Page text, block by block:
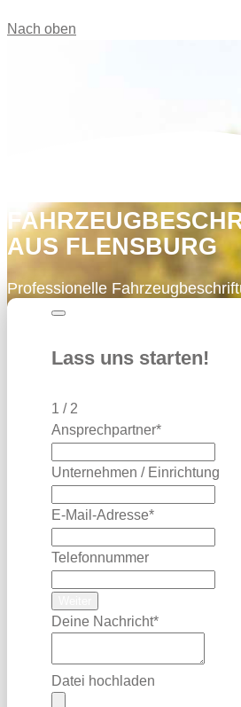
Nach oben
AUS FLENSBURG
Professionelle
Flensburg – mache dein Auto
Lass uns starten!
1 / 2
Ansprechpartner*
Unternehmen / Einrichtung
E-Mail-Adresse*
Telefonnummer
Deine Nachricht*
Datei hochladen